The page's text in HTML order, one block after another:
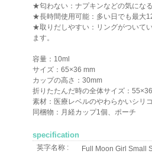
★匂わない：ナプキンなどの気にな
★長時間使用可能：多い日でも最大
★取りだしやすい：リングがついて
ます。
容量：10ml
サイズ：65×36 mm
カップの高さ：30mm
折りたたんだ時の全体サイズ：
素材：医療レベルのやわらかいシリ
同梱物：月経カップ1個、ポーチ
specification
英字名称 :
Full Moon Girl Small